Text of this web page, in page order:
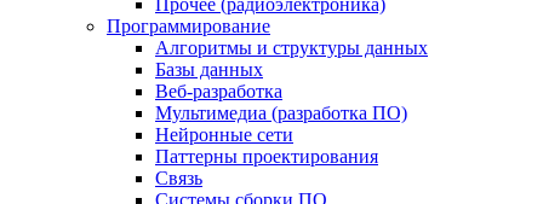
Прочее (радиоэлектроника)
Программирование
Алгоритмы и структуры данных
Базы данных
Веб-разработка
Мультимедиа (разработка ПО)
Нейронные сети
Паттерны проектирования
Связь
Системы сборки ПО